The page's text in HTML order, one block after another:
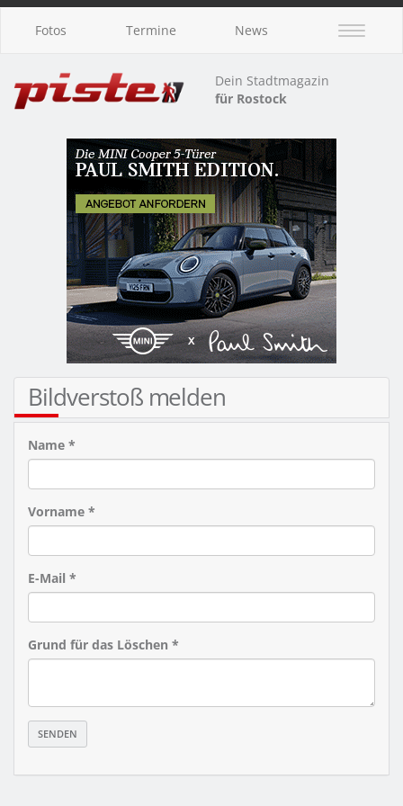
Fotos Termine News
Dein Stadtmagazin
für Rostock
Bildverstoß melden
Name *
Vorname *
E-Mail *
Grund für das Löschen *